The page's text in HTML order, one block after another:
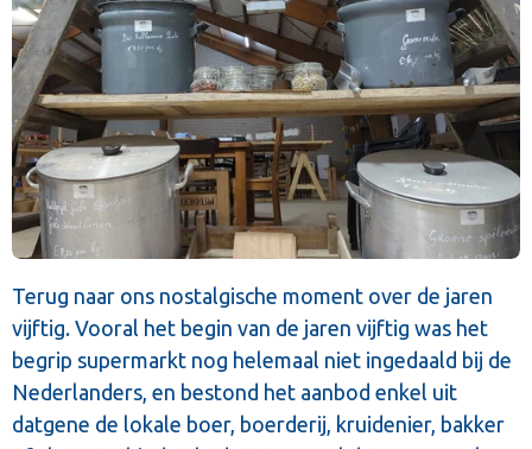
Terug naar ons nostalgische moment over de jaren
vijftig. Vooral het begin van de jaren vijftig was het
begrip supermarkt nog helemaal niet ingedaald bij de
Nederlanders, en bestond het aanbod enkel uit
datgene de lokale boer, boerderij, kruidenier, bakker